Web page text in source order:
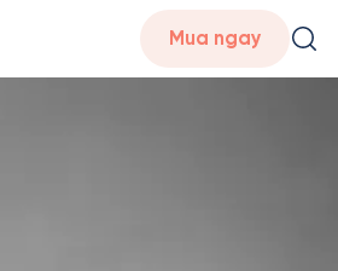
Mua ngay